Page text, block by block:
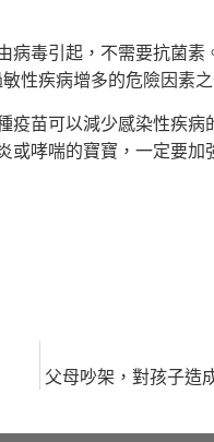
病毒引起，不需要抗菌
性疾病增多的危險因素之
疫苗可以減少感染性疾病
或哮喘的寶寶，一定要加
父母吵架，對孩子造